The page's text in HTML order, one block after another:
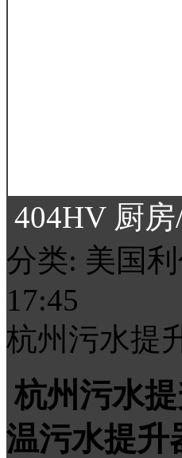
404HV 厨
分类: 美国
17:45
杭州污水提
杭州污水
温污水提升